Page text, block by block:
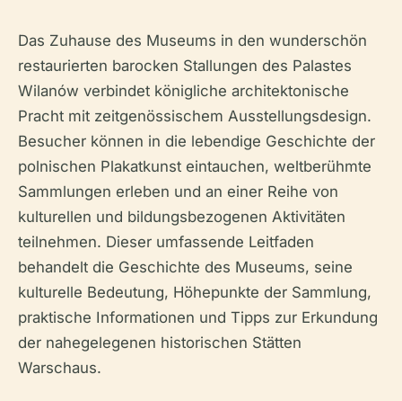
Das Zuhause des Museums in den wunderschön
restaurierten barocken Stallungen des Palastes
Wilanów verbindet königliche architektonische
Pracht mit zeitgenössischem Ausstellungsdesign.
Besucher können in die lebendige Geschichte der
polnischen Plakatkunst eintauchen, weltberühmte
Sammlungen erleben und an einer Reihe von
kulturellen und bildungsbezogenen Aktivitäten
teilnehmen. Dieser umfassende Leitfaden
behandelt die Geschichte des Museums, seine
kulturelle Bedeutung, Höhepunkte der Sammlung,
praktische Informationen und Tipps zur Erkundung
der nahegelegenen historischen Stätten
Warschaus.